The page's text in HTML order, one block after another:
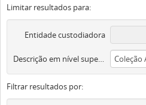
Limitar resultados para:
Entidade custodiadora
Descrição em nível superior
Filtrar resultados por: